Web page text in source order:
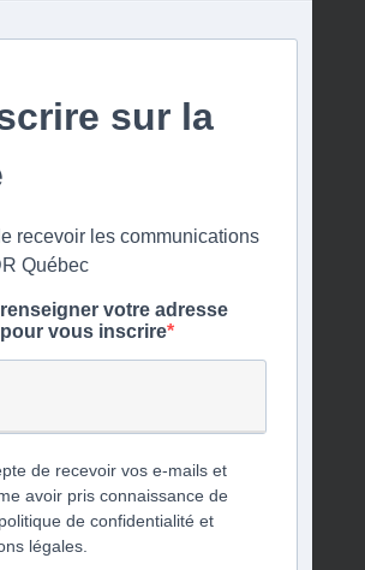
sur la
recevoir les communications
Québec
votre adresse
vous inscrire
de recevoir vos e-mails et
avoir pris connaissance de
de confidentialité et
légales.